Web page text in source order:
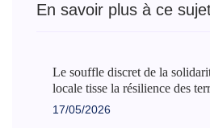
En savoir plus à ce
Le souffle discret de la
locale tisse la résilience des
17/05/2026